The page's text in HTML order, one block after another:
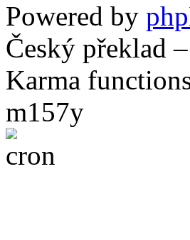
Powered by
Český překlad –
Karma
m157y